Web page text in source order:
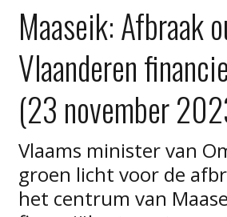
Maaseik: Afbraak
Vlaanderen
(23 november
Vlaams minister van
groen licht voor de
het centrum van